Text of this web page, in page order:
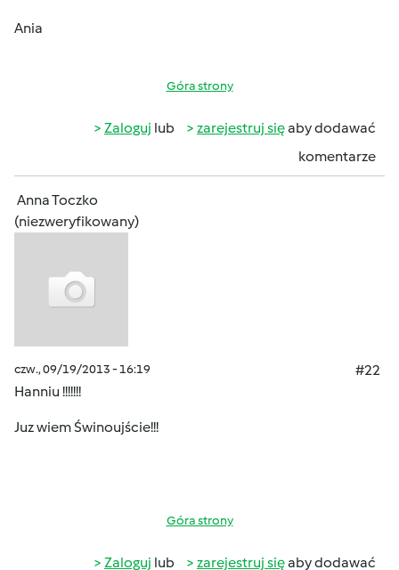
Ania
Góra strony
Zaloguj lub zarejestruj sięaby dodawać
komentarze
Anna Toczko
(niezweryfikowany)
czw., 09/19/2013 - 16:19
#22
Hanniu !!!!!!!
Juz wiem Świnoujście!!!
Góra strony
Zaloguj lub zarejestruj sięaby dodawać